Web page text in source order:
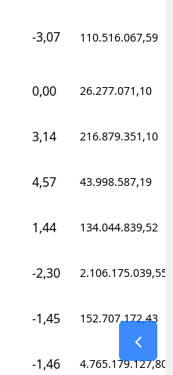
-3,07 110.516.067,59
0,00 26.277.071,10
3,14 216.879.351,10
4,57 43.998.587,19
1,44 134.044.839,52
-2,30 2.106.175.039,55
-1,45 152.707.172,43
-1,46 4.765.179.127,80